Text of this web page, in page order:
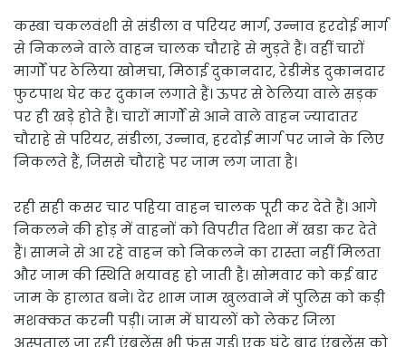
कस्बा चकलवंशी से संडीला व परियर मार्ग, उन्नाव हरदोई मार्ग
से निकलने वाले वाहन चालक चौराहे से मुड़ते हैं। वहीं चारों
मार्गों पर ठेलिया खोमचा, मिठाई दुकानदार, रेडीमेड दुकानदार
फुटपाथ घेर कर दुकान लगाते हैं। ऊपर से ठेलिया वाले सड़क
पर ही खड़े होते हैं। चारों मार्गों से आने वाले वाहन ज्यादातर
चौराहे से परियर, संडीला, उन्नाव, हरदोई मार्ग पर जाने के लिए
निकलते हैं, जिससे चौराहे पर जाम लग जाता है।
रही सही कसर चार पहिया वाहन चालक पूरी कर देते हैं। आगे
निकलने की होड़ में वाहनों को विपरीत दिशा में खडा कर देते
हैं। सामने से आ रहे वाहन को निकलने का रास्ता नहीं मिलता
और जाम की स्थिति भयावह हो जाती है। सोमवार को कई बार
जाम के हालात बने। देर शाम जाम खुलवाने में पुलिस को कड़ी
मशक्कत करनी पड़ी। जाम में घायलों को लेकर जिला
अस्पताल जा रही एंबुलेंस भी फंस गई। एक घंटे बाद एंबुलेंस को